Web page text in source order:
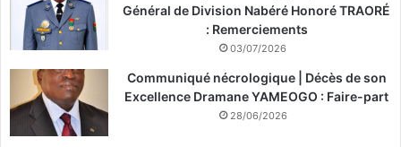
Général de Division Nabéré Honoré TRAORÉ
: Remerciements
03/07/2026
Communiqué nécrologique | Décès de son
Excellence Dramane YAMEOGO : Faire-part
28/06/2026